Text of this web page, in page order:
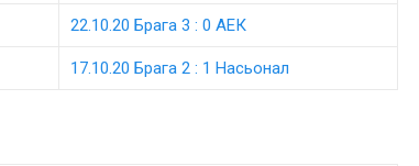
22.10.20 Брага 3 : 0 АЕК
17.10.20 Брага 2 : 1 Насьонал